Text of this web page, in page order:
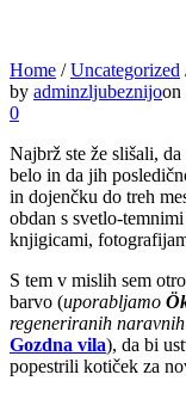
Home /Uncategorized
by adminzljubeznijoon
0
Najbrž ste že slišali,
belo in da jih
in dojenčku do treh
obdan s svetlo-
knjigicami,
S tem v mislih sem
barvo (uporabljamo
regeneriranih
Gozdna vila), da bi
popestrili kotiček za